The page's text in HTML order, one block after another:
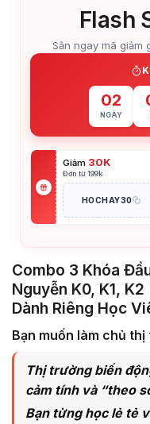
Flash
Săn ngay mã giảm
02
NGÀY
Giảm 30K
Đơn từ 199k
HOCHAY30
Combo 3 Khóa
Nguyễn K0, K1,
Dành Riêng Học
Bạn muốn làm chủ
Thị trường biến
cảm tính và “theo
Bạn từng học lẻ tẻ